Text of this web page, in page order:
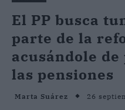
El PP busca
parte de la
acusándole
las pensiones
Marta Suárez 26